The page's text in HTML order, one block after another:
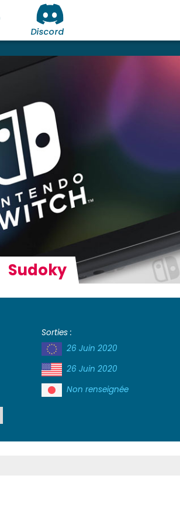
Discord
Sudoky
Sorties :
26 Juin 2020
26 Juin 2020
Non renseignée